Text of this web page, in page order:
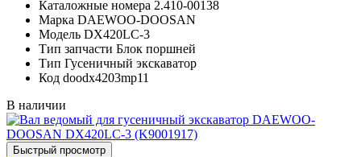
Каталожные номера 2.410-00138
Марка DAEWOO-DOOSAN
Модель DX420LC-3
Тип запчасти Блок поршней
Тип Гусеничный экскаватор
Код doodx4203mp11
В наличии